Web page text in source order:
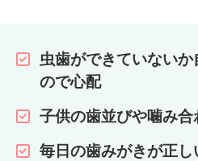
虫歯ができていない
ので心配
子供の歯並びや噛み合
毎日の歯みがきが正